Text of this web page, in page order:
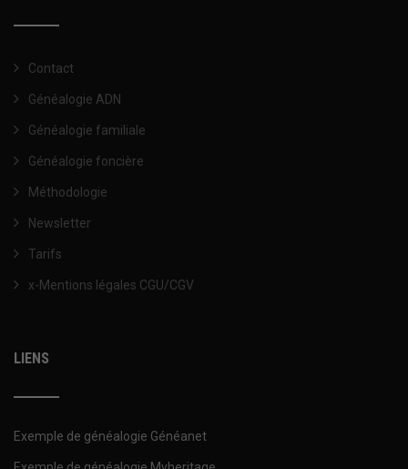
Contact
Généalogie ADN
Généalogie familiale
Généalogie foncière
Méthodologie
Newsletter
Tarifs
x-Mentions légales CGU/CGV
LIENS
Exemple de généalogie Généanet